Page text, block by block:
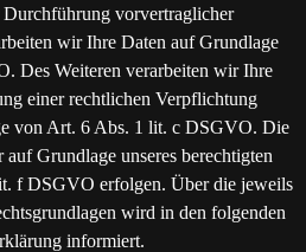
vorvertraglicher
wir Ihre Daten auf Grundlage
Des Weiteren verarbeiten wir Ihre
einer rechtlichen Verpflichtung
von Art. 6 Abs. 1 lit. c DSGVO. Die
Grundlage unseres berechtigten
f DSGVO erfolgen. Über die jeweils
wird in den folgenden
informiert.